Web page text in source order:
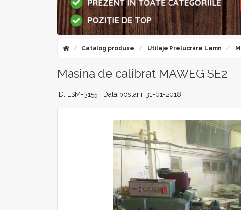
Catalog produse Utilaje Prelucrare Lemn
Masina de calibrat MAWEG SE2
ID: LSM-3155 Data postarii: 31-01-2018